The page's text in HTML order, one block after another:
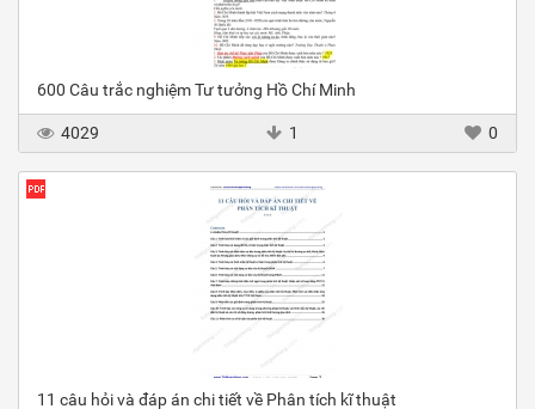
600 Câu trắc nghiệm Tư tưởng Hồ Chí Minh
4029 1 0
11 câu hỏi và đáp án chi tiết về Phân tích kĩ thuật